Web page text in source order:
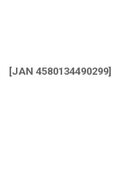
[JAN 4580134490299]